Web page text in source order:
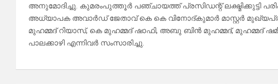
അനുമോദിച്ചു. കുമരംപുത്തൂർ പഞ്ചായത്ത്‌ പ്രസിഡന്റ്‌ ലക്ഷ്മിക്കുട്ടി
അധ്യാപക അവാർഡ് ജേതാവ് കെ കെ വിനോദ്കുമാർ മാസ്റ്റർ
മുഹമ്മദ്‌ റിയാസ്, കെ മുഹമ്മദ്‌ ഷാഫി, അബു ബിൻ മുഹമ്മദ്‌, മുഹമ്മദ്‌
പാലക്കാഴി എന്നിവർ സംസാരിച്ചു.